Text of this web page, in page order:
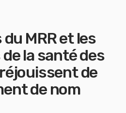
MRR et les
la santé des
de
de nom